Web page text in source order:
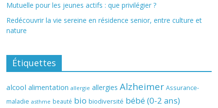
Mutuelle pour les jeunes actifs : que privilégier ?
Redécouvrir la vie sereine en résidence senior, entre culture et
nature
Étiquettes
alcool alimentation allergie allergies Alzheimer Assurance-
maladie asthme beauté bio biodiversité bébé (0-2 ans)